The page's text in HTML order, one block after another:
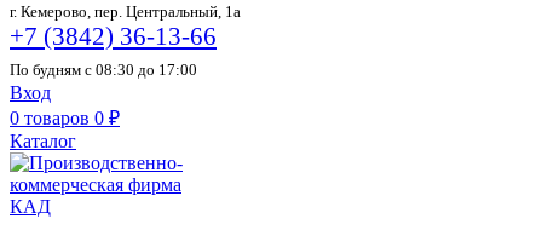
г. Кемерово, пер. Центральный, 1а
+7 (3842) 36-13-66
По будням с 08:30 до 17:00
Вход
0 товаров 0 ₽
Каталог